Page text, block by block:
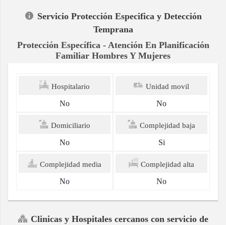
Servicio Protección Especifica y Detección
Temprana
Protección Específica - Atención En Planificación
Familiar Hombres Y Mujeres
Hospitalario
No
Unidad movil
No
Domiciliario
No
Complejidad baja
Si
Complejidad media
No
Complejidad alta
No
Clinicas y Hospitales cercanos con servicio de